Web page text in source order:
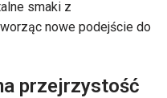
smaki z
nowe podejście do
przejrzystość